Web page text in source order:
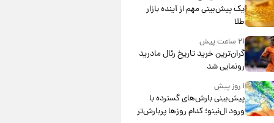
یک پیش‌بینی مهم از آینده بازار
طلا
۲۱ ساعت پیش
گران‌ترین خرید تاریخ رئال مادرید
رونمایی شد
۱ روز پیش
پیش‌بینی بارش‌های گسترده با
ورود ال‌نینو؛ کدام روزها پربارش‌تر